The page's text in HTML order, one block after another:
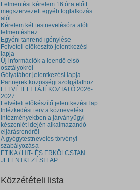
Felmentési kérelem 16 óra előtt
megszervezett egyéb foglalkozás
alól
Kérelem két testnevelésóra alóli
felmentéshez
Egyéni tanrend igénylése
Felvételi előkészítő jelentkezési
lapja
Új információk a leendő első
osztályokról
Gólyatábor jelentkezési lapja
Partnerek közösségi szolgálathoz
FELVÉTELI TÁJÉKOZTATÓ 2026-
2027
Felvételi előkészítő jelentkezési lap
Intézkedési terv a köznevelési
intézményekben a járványügyi
készenlét idején alkalmazandó
eljárásrendről
A gyógytestnevelés törvényi
szabályozása
ETIKA / HIT- ÉS ERKÖLCSTAN
JELENTKEZÉSI LAP
Közzétételi lista